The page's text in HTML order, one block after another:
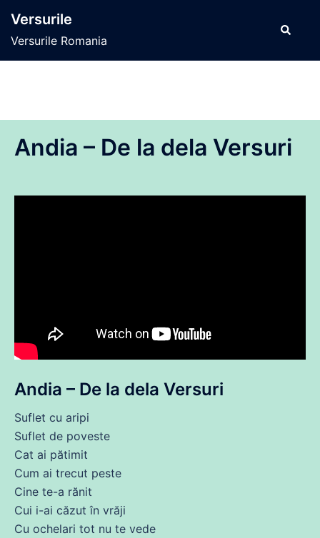
conținut
Versurile
Versurile Romania
Caută
Andia – De la dela Versuri
Andia – De la dela Versuri
Suflet cu aripi
Suflet de poveste
Cat ai pătimit
Cum ai trecut peste
Cine te-a rănit
Cui i-ai căzut în vrăji
Cu ochelari tot nu te vede